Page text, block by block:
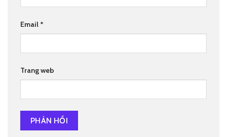
Email *
Trang web